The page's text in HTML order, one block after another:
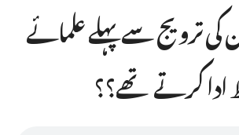
کی ترویج سے پہلے علمائے
ادا کرتے تھے؟؟